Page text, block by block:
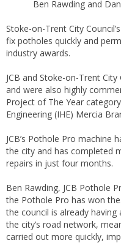
Ben Rawding and
Stoke-on-Trent City
fix potholes quickly and
industry awards.
JCB and Stoke-on-Trent
and were also highly
Project of The Year
Engineering (IHE) Mercia
JCB’s Pothole Pro machine
the city and has completed
repairs in just four months.
Ben Rawding, JCB Pothole
the Pothole Pro has won
the council is already
the city’s road network,
carried out more quickly,